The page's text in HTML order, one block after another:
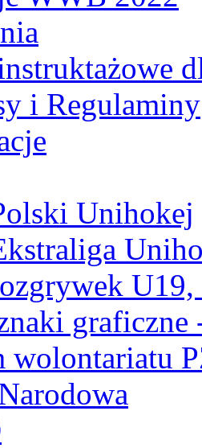
i Regulaminy
Unihokej
graficzne
wolontariatu